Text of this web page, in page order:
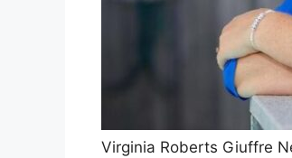
Virginia Roberts Giuffre